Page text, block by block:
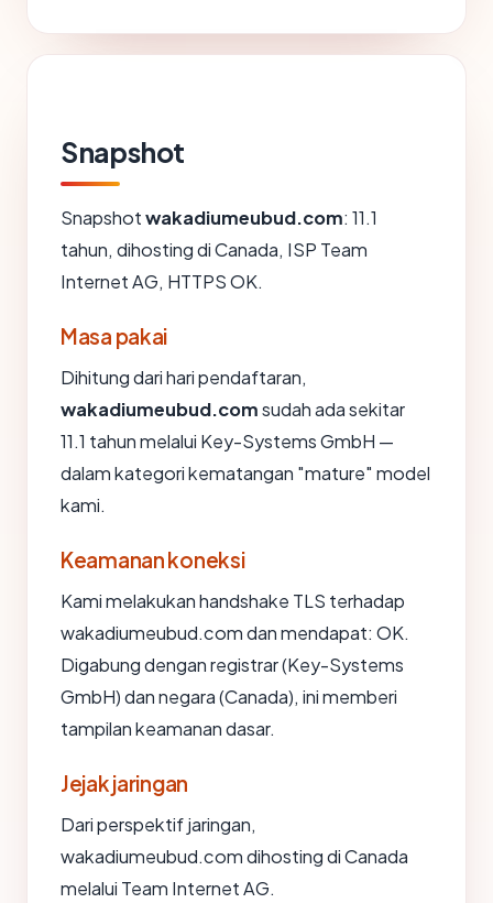
Snapshot
Snapshotwakadiumeubud.com: 11.1
tahun, dihosting di Canada, ISP Team
Internet AG, HTTPS OK.
Masa pakai
Dihitung dari hari pendaftaran,
wakadiumeubud.comsudah ada sekitar
11.1 tahun melalui Key-Systems GmbH —
dalam kategori kematangan "mature" model
kami.
Keamanan koneksi
Kami melakukan handshake TLS terhadap
wakadiumeubud.com dan mendapat: OK.
Digabung dengan registrar (Key-Systems
GmbH) dan negara (Canada), ini memberi
tampilan keamanan dasar.
Jejak jaringan
Dari perspektif jaringan,
wakadiumeubud.com dihosting di Canada
melalui Team Internet AG.